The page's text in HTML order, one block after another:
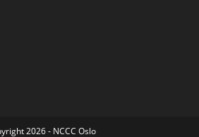
2026 - NCCC Oslo